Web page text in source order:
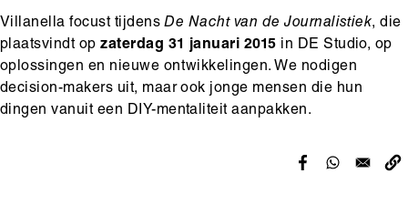
Villanella focust tijdensDe Nacht van de Journalistiek, die
plaatsvindt opzaterdag 31 januari 2015 in DE Studio, op
oplossingen en nieuwe ontwikkelingen. We nodigen
decision-makers uit, maar ook jonge mensen die hun
dingen vanuit een DIY-mentaliteit aanpakken.